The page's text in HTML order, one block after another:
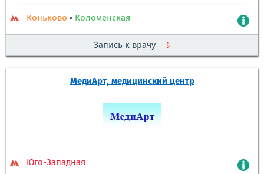
Коньково • Коломенская
Запись к врачу
МедиАрт, медицинский центр
Юго-Западная